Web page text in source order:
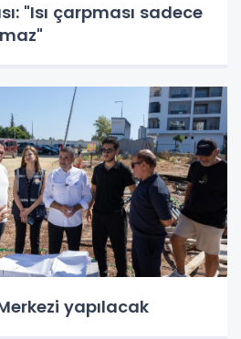
"Isı çarpması sadece
yapılacak